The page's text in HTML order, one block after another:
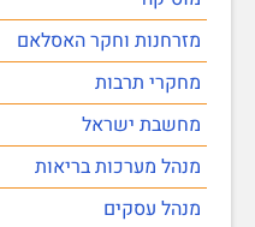
מזרחנות וחקר האסלאם
מחקרי תרבות
מחשבת ישראל
מנהל מערכות בריאות
מנהל עסקים